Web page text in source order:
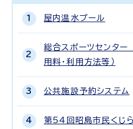
屋内温水プール
総合スポーツセンター
用料・利用方法等）
公共施設予約システム
第54回昭島市民くじ